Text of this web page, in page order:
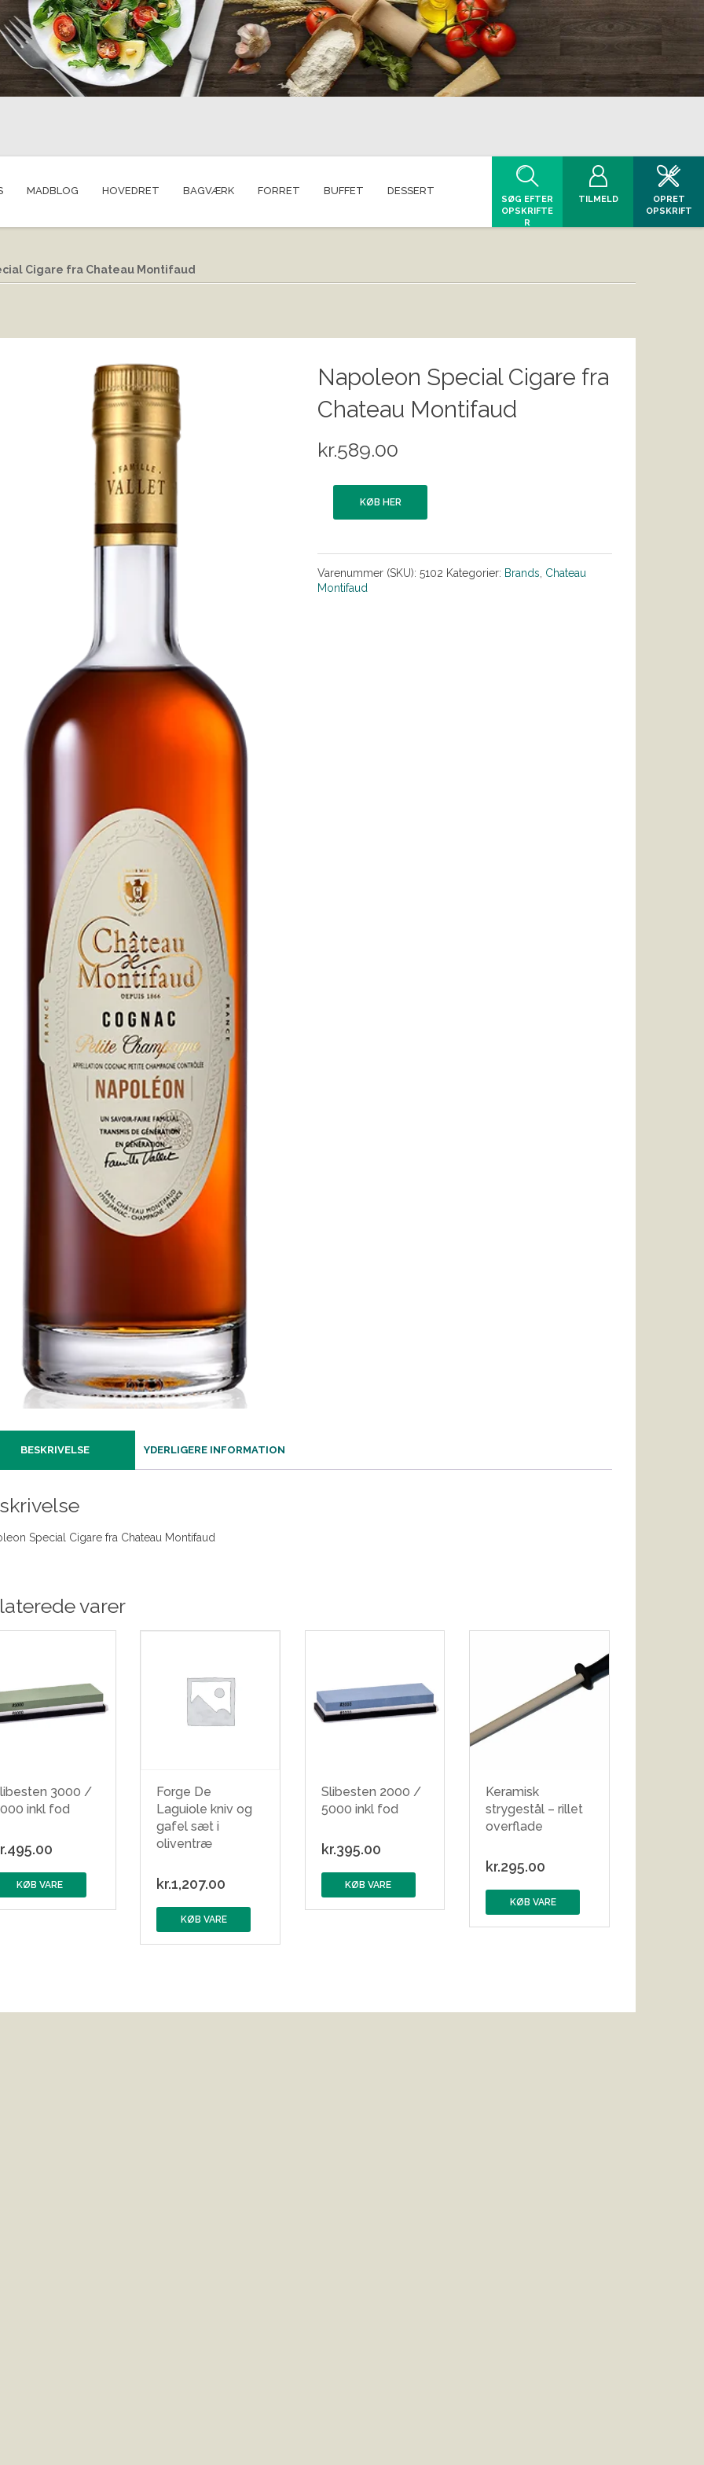
MADBLOG HOVEDRET BAGVÆRK FORRET BUFFET DESSERT
SØG EFTER
OPSKRIFTE
R
TILMELD
OPRET
OPSKRIFT
Cigare fra Chateau Montifaud
Napoleon Special Cigare fra
Chateau Montifaud
kr.589.00
KØB HER
Varenummer (SKU): 5102 Kategorier: Brands Chateau
Montifaud
BESKRIVELSE YDERLIGERE INFORMATION
Special Cigare fra Chateau Montifaud
varer
3000 /
inkl fod
495.00
KØB VARE
Forge De
Laguiole kniv og
gafel sæt i
oliventræ
kr.1,207.00
KØB VARE
Slibesten 2000 /
5000 inkl fod
kr.395.00
KØB VARE
Keramisk
strygestål – rillet
overflade
kr.295.00
KØB VARE